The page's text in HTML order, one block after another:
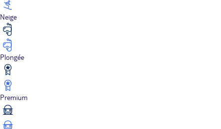
Neige
Plongée
Premium